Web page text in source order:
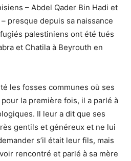
– Abdel Qader Bin Hadi et
presque depuis sa naissance
palestiniens ont été tués
et Chatila à Beyrouth en
les fosses communes où ses
la première fois, il a parlé à
Il leur a dit que ses
gentils et généreux et ne lui
s’il était leur fils, mais
rencontré et parlé à sa mère